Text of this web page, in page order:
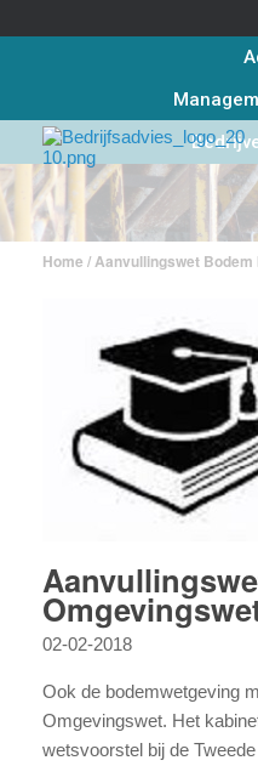
Home / Aanvullingswet
02-02-2018
Ook de bodemwetgeving
Omgevingswet. Het
wetsvoorstel bij de